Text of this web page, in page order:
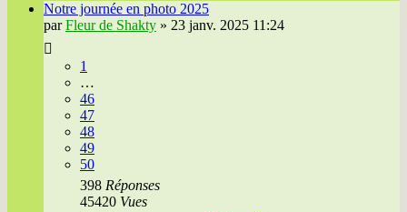
Notre journée en photo 2025
parFleur de Shakty » 23 janv. 2025 11:24
1
…
46
47
48
49
50
398 Réponses
45420 Vues